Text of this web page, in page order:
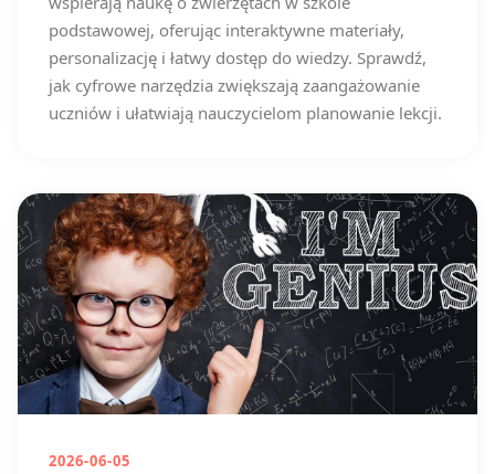
podstawowej, oferując interaktywne materiały,
personalizację i łatwy dostęp do wiedzy. Sprawdź,
jak cyfrowe narzędzia zwiększają zaangażowanie
uczniów i ułatwiają nauczycielom planowanie lekcji.
2026-06-05